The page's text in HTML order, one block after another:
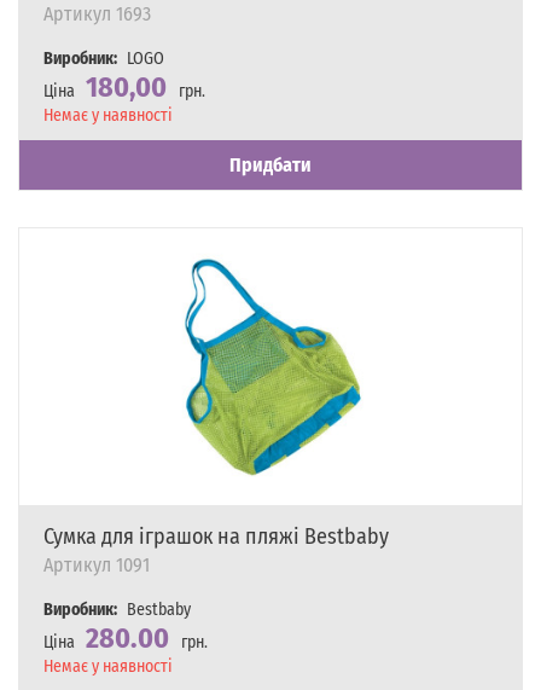
Артикул 1693
Виробник: LOGO
Ціна 180,00
грн.
Наявність
Немає у наявності
Придбати
Сумка для іграшок на пляжі Bestbaby
Артикул 1091
Виробник: Bestbaby
Ціна 280.00
грн.
Наявність
Немає у наявності